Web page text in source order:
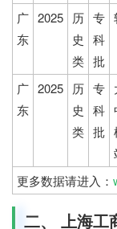
广
东
2025 历
史
类
专
科
批
广
东
2025 历
史
类
专
科
批
更多数据请进入：
二、 上海工